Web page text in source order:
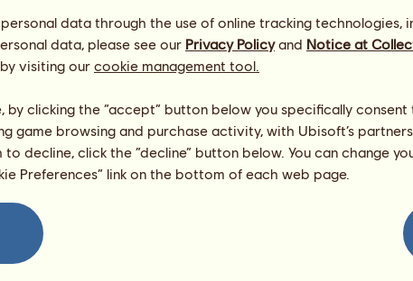
08:00
Energia 100 %
Zdrowie
100%
Umiejętności Suma:3000.00
Wytrzymałość
500.00
500.00
Galop
500.00
data through the use of online tracking technologies,
data, please see our Privacy Policyand Notice at
visiting our cookie management tool.
by clicking the “accept” button below you specifically
game browsing and purchase activity, with Ubisoft’s
to decline, click the “decline” button below. You can change
Preferences” link on the bottom of each web page.